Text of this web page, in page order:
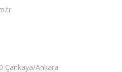
Çankaya/Ankara